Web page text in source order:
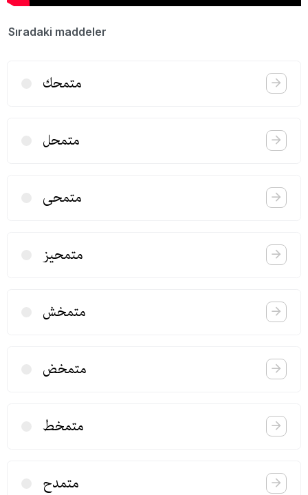
Sıradaki maddeler
متمحك
متمحل
متمحی
متمحیز
متمخش
متمخض
متمخط
متمدح